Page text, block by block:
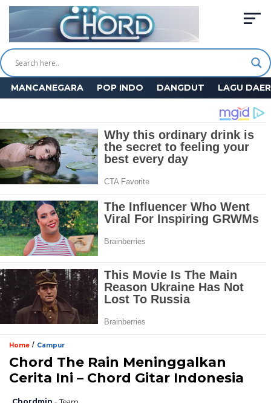
MANCANEGARA POP INDO DANGDUT LAGU
Home / Campur
Chord The Rain Meninggalkan
Cerita Ini – Chord Gitar Indonesia